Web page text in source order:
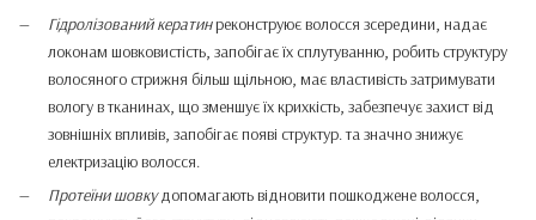
Гідролізований кератинреконструює волосся зсередини, надає
локонам шовковистість, запобігає їх сплутуванню, робить структуру
волосяного стрижня більш щільною, має властивість затримувати
вологу в тканинах, що зменшує їх крихкість, забезпечує захист від
зовнішніх впливів, запобігає появі структур. та значно знижує
електризацію волосся.
Протеїни шовкудопомагають відновити пошкоджене волосся,